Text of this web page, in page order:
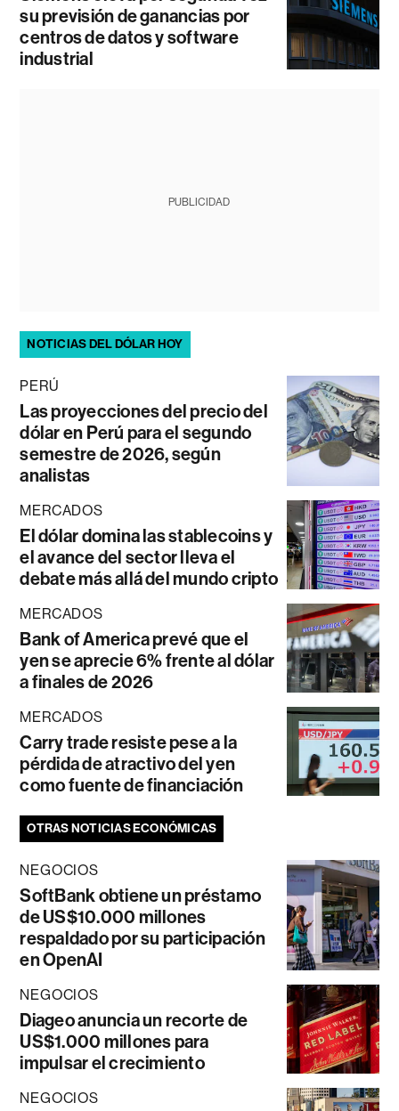
su previsión de ganancias por
centros de datos y software
industrial
PUBLICIDAD
NOTICIAS DEL DÓLAR HOY
PERÚ
Las proyecciones del precio del
dólar en Perú para el segundo
semestre de 2026, según
analistas
MERCADOS
El dólar domina las stablecoins y
el avance del sector lleva el
debate más allá del mundo cripto
MERCADOS
Bank of America prevé que el
yen se aprecie 6% frente al dólar
a finales de 2026
MERCADOS
Carry trade resiste pese a la
pérdida de atractivo del yen
como fuente de financiación
OTRAS NOTICIAS ECONÓMICAS
NEGOCIOS
SoftBank obtiene un préstamo
de US$10.000 millones
respaldado por su participación
en OpenAI
NEGOCIOS
Diageo anuncia un recorte de
US$1.000 millones para
impulsar el crecimiento
NEGOCIOS